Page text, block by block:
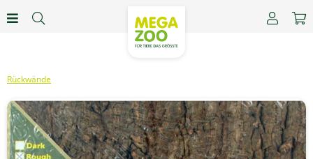
Rückwände